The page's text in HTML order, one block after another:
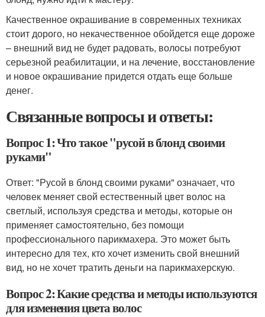
Качественное окрашивание в современных техниках
стоит дорого, но некачественное обойдется еще дороже
– внешний вид не будет радовать, волосы потребуют
серьезной реабилитации, и на лечение, восстановление
и новое окрашивание придется отдать еще больше
денег.
Связанные вопросы и ответы:
Вопрос 1: Что такое "русой в блонд своими
руками"
Ответ: "Русой в блонд своими руками" означает, что
человек меняет свой естественный цвет волос на
светлый, используя средства и методы, которые он
применяет самостоятельно, без помощи
профессионального парикмахера. Это может быть
интересно для тех, кто хочет изменить свой внешний
вид, но не хочет тратить деньги на парикмахерскую.
Вопрос 2: Какие средства и методы используются
для изменения цвета волос